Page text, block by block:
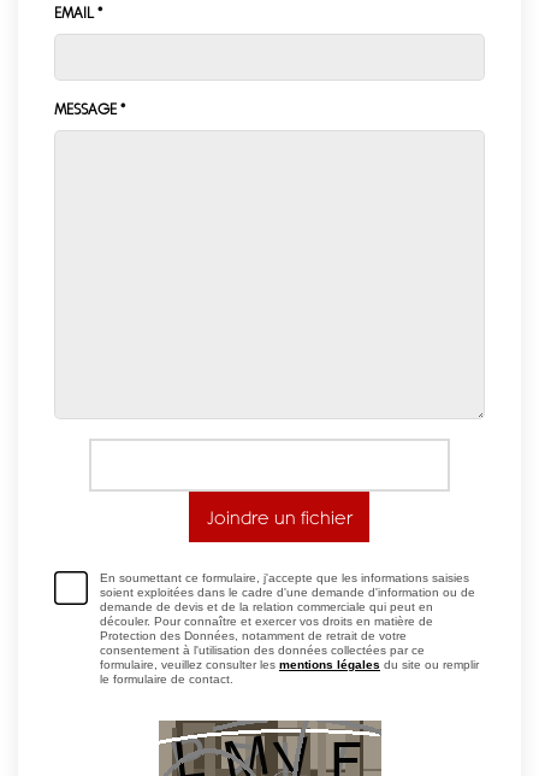
EMAIL *
MESSAGE *
En soumettant ce formulaire, j'accepte que les informations saisies
soient exploitées dans le cadre d'une demande d'information ou de
demande de devis et de la relation commerciale qui peut en
découler. Pour connaître et exercer vos droits en matière de
Protection des Données, notamment de retrait de votre
consentement à l'utilisation des données collectées par ce
formulaire, veuillez consulter les mentions légales du site ou remplir
le formulaire de contact.